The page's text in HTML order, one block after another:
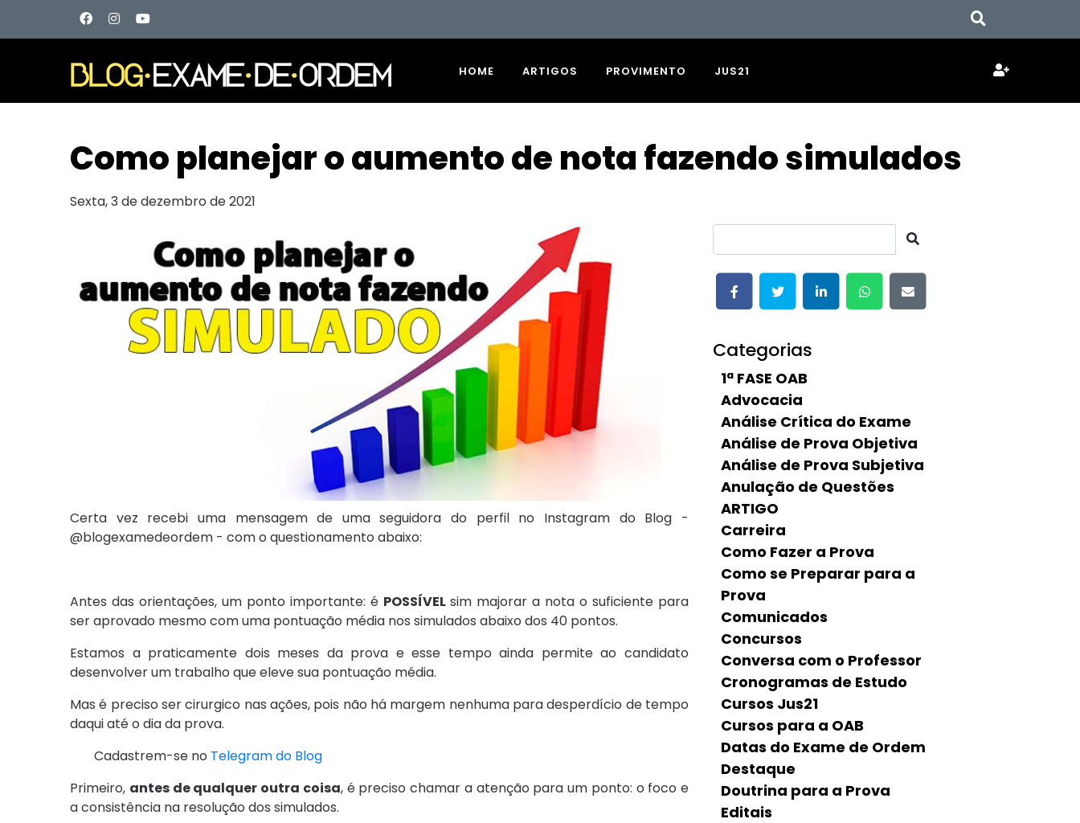
HOME ARTIGOS PROVIMENTO JUS21
Como planejar o aumento de nota fazendo simulados
Sexta, 3 de dezembro de 2021
Certa vez recebi uma mensagem de uma seguidora do perfil no Instagram do Blog -
@blogexamedeordem - com o questionamento abaixo:
Antes das orientações, um ponto importante: é POSSÍVELsim majorar a nota o suficiente para
ser aprovado mesmo com uma pontuação média nos simulados abaixo dos 40 pontos.
Estamos a praticamente dois meses da prova e esse tempo ainda permite ao candidato
desenvolver um trabalho que eleve sua pontuação média.
Mas é preciso ser cirurgico nas ações, pois não há margem nenhuma para desperdício de tempo
daqui até o dia da prova.
Cadastrem-se no Telegram do Blog
Primeiro, antes de qualquer outra coisa, é preciso chamar a atenção para um ponto: o foco e
a consistência na resolução dos simulados.
Categorias
1ª FASE OAB
Advocacia
Análise Crítica do Exame
Análise de Prova Objetiva
Análise de Prova Subjetiva
Anulação de Questões
ARTIGO
Carreira
Como Fazer a Prova
Como se Preparar para a
Prova
Comunicados
Concursos
Conversa com o Professor
Cronogramas de Estudo
Cursos Jus21
Cursos para a OAB
Datas do Exame de Ordem
Destaque
Doutrina para a Prova
Editais